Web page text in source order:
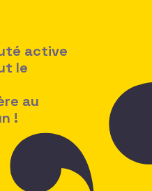
active
le
au
!